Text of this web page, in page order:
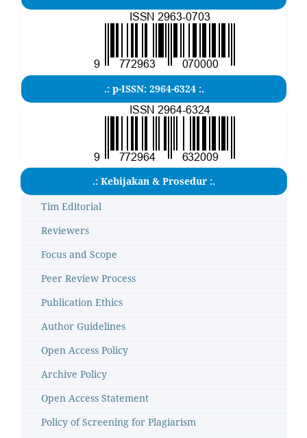
.: p-ISSN: 2964-6324 :.
.: Kebijakan & Prosedur :.
Tim Editorial
Reviewers
Focus and Scope
Peer Review Process
Publication Ethics
Author Guidelines
Open Access Policy
Archive Policy
Open Access Statement
Policy of Screening for Plagiarism